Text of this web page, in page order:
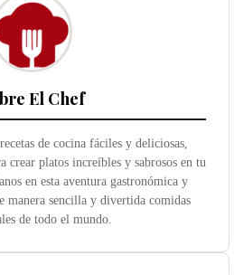
El Chef
de cocina fáciles y deliciosas,
crear platos increíbles y sabrosos en tu
en esta aventura gastronómica y
manera sencilla y divertida comidas
de todo el mundo.